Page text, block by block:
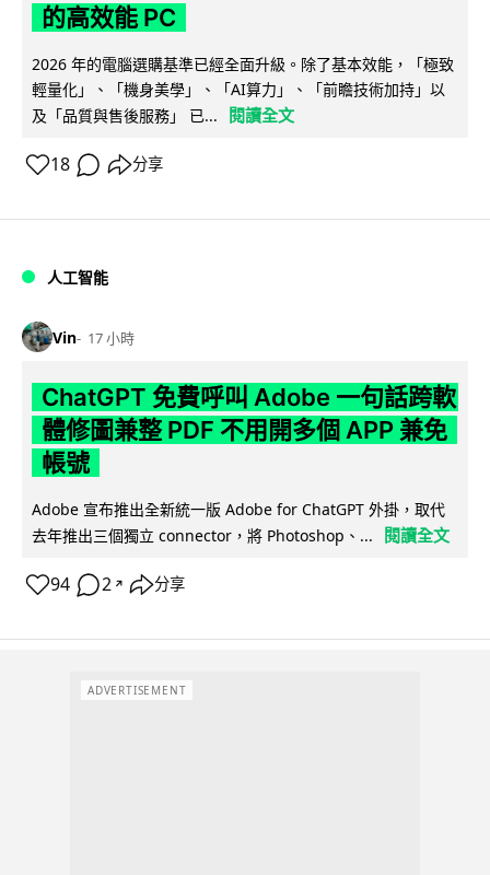
的高效能 PC
2026 年的電腦選購基準已經全面升級。除了基本效能，「極致
輕量化」、「機身美學」、「AI算力」、「前瞻技術加持」以
及「品質與售後服務」 已...
閱讀全文
18 分享
人工智能
Vin 17 小時
ChatGPT 免費呼叫 Adobe 一句話跨軟
體修圖兼整 PDF 不用開多個 APP 兼免
帳號
Adobe 宣布推出全新統一版 Adobe for ChatGPT 外掛，取代
去年推出三個獨立 connector，將 Photoshop、...
閱讀全文
94 2 ↗ 分享
ADVERTISEMENT